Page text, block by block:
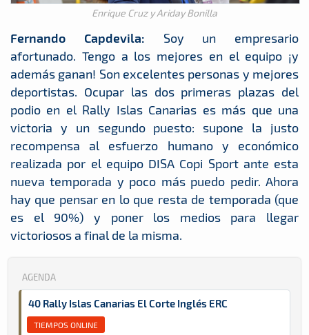
Enrique Cruz y Ariday Bonilla
Fernando Capdevila: Soy un empresario
afortunado. Tengo a los mejores en el equipo ¡y
además ganan! Son excelentes personas y mejores
deportistas. Ocupar las dos primeras plazas del
podio en el Rally Islas Canarias es más que una
victoria y un segundo puesto: supone la justo
recompensa al esfuerzo humano y económico
realizada por el equipo DISA Copi Sport ante esta
nueva temporada y poco más puedo pedir. Ahora
hay que pensar en lo que resta de temporada (que
es el 90%) y poner los medios para llegar
victoriosos a final de la misma.
AGENDA
40 Rally Islas Canarias El Corte Inglés ERC
TIEMPOS ONLINE